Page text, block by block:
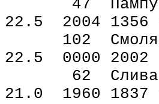
47
22.5 2004 1356
102
22.5 0000 2002
62 Слива
21.0 1960 1837